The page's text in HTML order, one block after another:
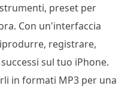
preset per
Con un'interfaccia
registrare,
sul tuo iPhone.
in formati MP3 per una